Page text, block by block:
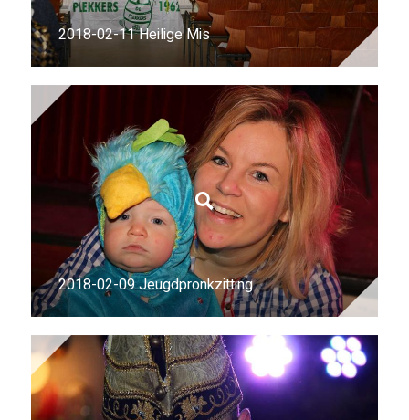
2018-02-11 Heilige Mis
2018-02-09 Jeugdpronkzitting